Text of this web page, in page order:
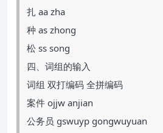
扎 aa zha
种 as zhong
松 ss song
四、词组的输入
词组 双打编码 全拼编码
案件 ojjw anjian
公务员 gswuyp gongwuyuan